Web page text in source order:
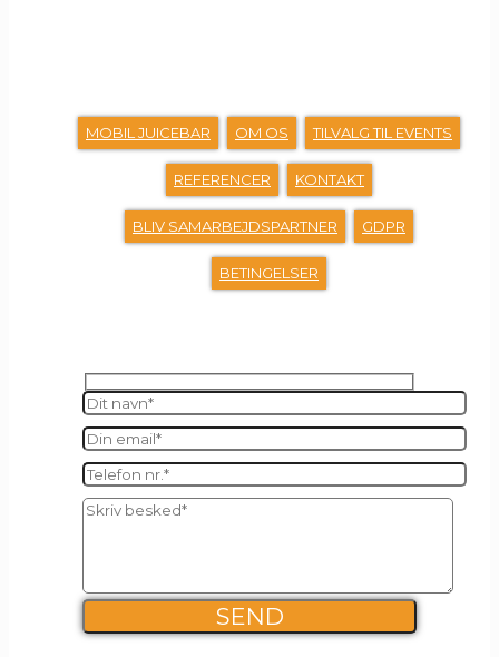
MOBIL JUICEBAR OM OS TILVALG TIL EVENTS
REFERENCER KONTAKT
BLIV SAMARBEJDSPARTNER GDPR
BETINGELSER